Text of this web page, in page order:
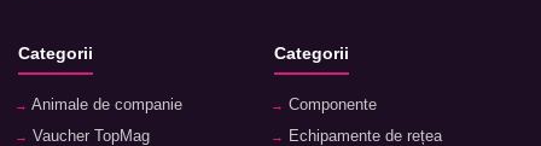
Categorii
Animale de companie
Vaucher TopMag
Categorii
Componente
Echipamente de rețea